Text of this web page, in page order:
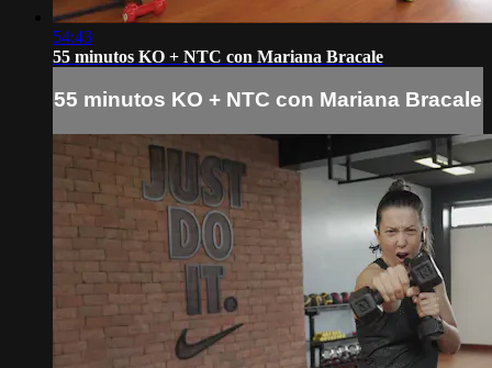
54:43
55 minutos KO + NTC con Mariana Bracale
55 minutos KO + NTC con Mariana Bracale